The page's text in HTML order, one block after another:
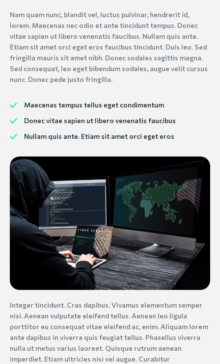
Nam quam nunc, blandit vel, luctus pulvinar, hendrerit id,
lorem. Maecenas nec odio et ante tincidunt tempus. Donec
vitae sapien ut libero venenatis faucibus. Nullam quis ante.
Etiam sit amet orci eget eros faucibus tincidunt. Duis leo. Sed
fringilla mauris sit amet nibh. Donec sodales sagittis magna.
Sed consequat, leo eget bibendum sodales, augue velit cursus
nunc. Donec pede justo fringilla.
Maecenas tempus tellus eget condimentum
Donec vitae sapien ut libero venenatis faucibus
Nullam quis ante. Etiam sit amet orci eget eros
Integer tincidunt. Cras dapibus. Vivamus elementum semper
nisi. Aenean vulputate eleifend tellus. Aenean leo ligula
porttitor eu consequat vitae eleifend ac, enim. Aliquam lorem
ante dapibus in viverra quis feugiat tellus. Phasellus viverra
nulla ut metus varius laoreet. Quisque rutrum aenean
imperdiet. Etiam ultricies nisi vel augue. Curabitur